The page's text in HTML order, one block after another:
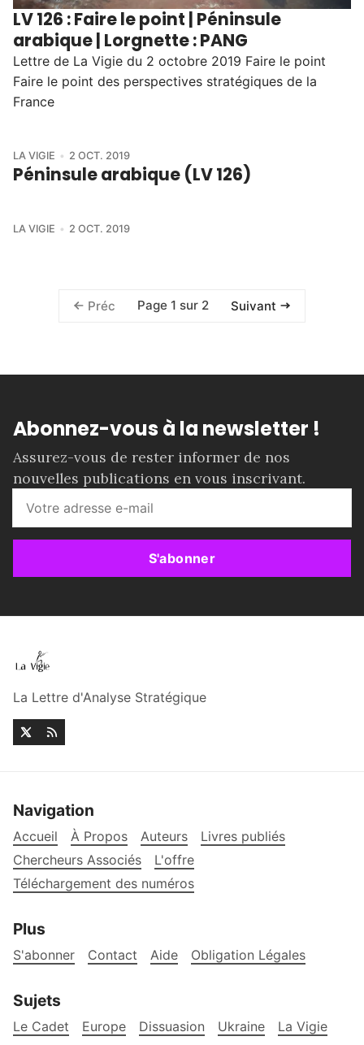
LV 126 : Faire le point | Péninsule
arabique | Lorgnette : PANG
Lettre de La Vigie du 2 octobre 2019 Faire le point
Faire le point des perspectives stratégiques de la
France
LA VIGIE 2 OCT. 2019
Péninsule arabique (LV 126)
LA VIGIE 2 OCT. 2019
Préc Page 1 sur 2 Suivant
Abonnez-vous à la newsletter !
Assurez-vous de rester informer de nos
nouvelles publications en vous inscrivant.
S'abonner
La Lettre d'Analyse Stratégique
Navigation
Accueil À Propos Auteurs
Livres publiés
Chercheurs Associés
L'offre
Téléchargement des numéros
Plus
S'abonner Contact Aide Obligation Légales
Sujets
Le Cadet Europe Dissuasion Ukraine La Vigie